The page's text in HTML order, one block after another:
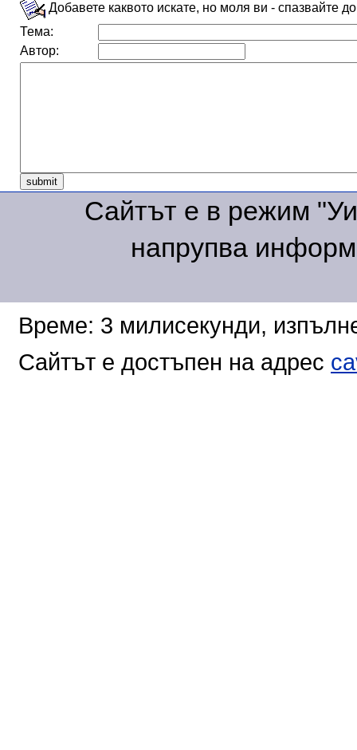
Добавете каквото искате, но моля ви - спазвайте
Тема:
Автор:
Сайтът е в режим
напрупва
Време: 3 милисекунди,
Сайтът е достъпен на адрес